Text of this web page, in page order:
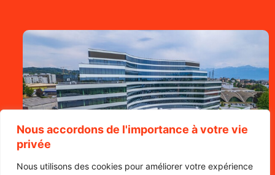
Nous accordons de l'importance à votre vie
privée
Nous utilisons des cookies pour améliorer votre expérience